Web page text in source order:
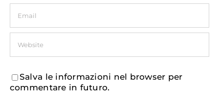
Salva le informazioni nel browser per
commentare in futuro.